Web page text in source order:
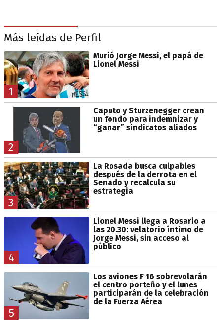
Más leídas de Perfil
1
Murió Jorge Messi, el papá de
Lionel Messi
2
Caputo y Sturzenegger crean
un fondo para indemnizar y
“ganar” sindicatos aliados
3
La Rosada busca culpables
después de la derrota en el
Senado y recalcula su
estrategia
4
Lionel Messi llega a Rosario a
las 20.30: velatorio íntimo de
Jorge Messi, sin acceso al
público
5
Los aviones F 16 sobrevolarán
el centro porteño y el lunes
participarán de la celebración
de la Fuerza Aérea